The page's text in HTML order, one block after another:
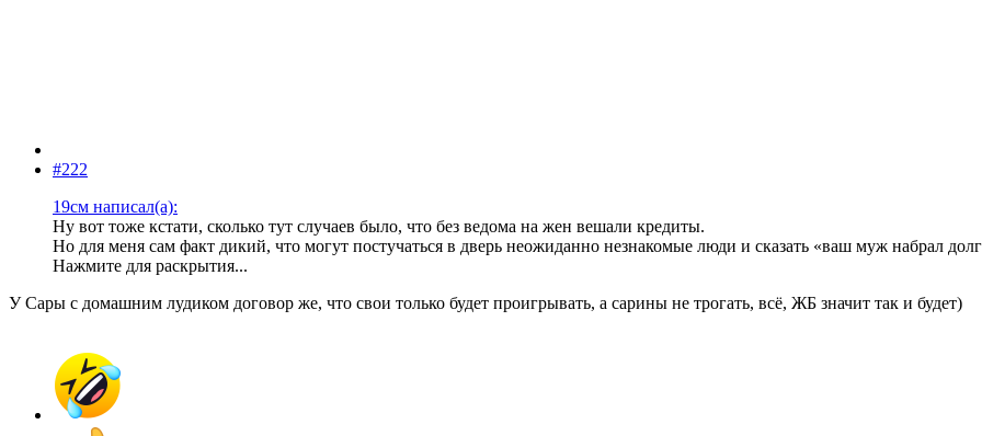
#222
19см написал(а):
Ну вот тоже кстати, сколько тут случаев было, что без ведома на жен вешали кредиты.
Но для меня сам факт дикий, что могут постучаться в дверь неожиданно незнакомые люди и сказать «ваш муж набрал
Нажмите для раскрытия...
У Сары с домашним лудиком договор же, что свои только будет проигрывать, а сарины не трогать, всё, ЖБ значит так и будет)